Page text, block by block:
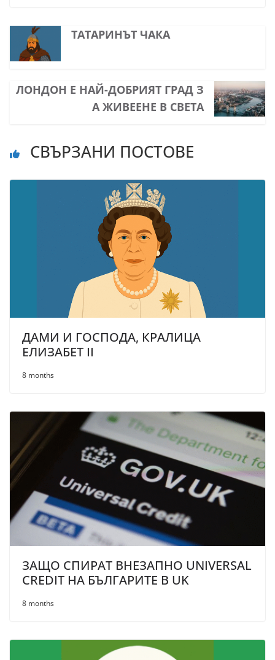
ТАТАРИНЪТ ЧАКА
ЛОНДОН E НАЙ-ДОБРИЯТ ГРАД З
А ЖИВЕЕНЕ В СВЕТА
СВЪРЗАНИ ПОСТОВЕ
ДАМИ И ГОСПОДА, КРАЛИЦА
ЕЛИЗАБЕТ II
8 months
ЗАЩО СПИРАТ ВНЕЗАПНО UNIVERSAL
CREDIT НА БЪЛГАРИТЕ В UK
8 months